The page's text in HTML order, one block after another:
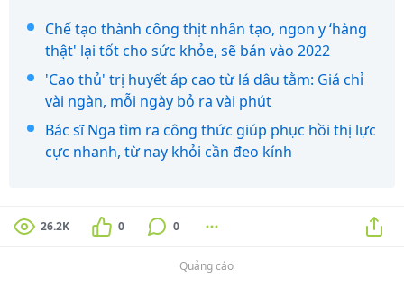
Chế tạo thành công thịt nhân tạo, ngon y ‘hàng
thật' lại tốt cho sức khỏe, sẽ bán vào 2022
'Cao thủ' trị huyết áp cao từ lá dâu tằm: Giá chỉ
vài ngàn, mỗi ngày bỏ ra vài phút
Bác sĩ Nga tìm ra công thức giúp phục hồi thị lực
cực nhanh, từ nay khỏi cần đeo kính
26.2K 0 0
Quảng cáo